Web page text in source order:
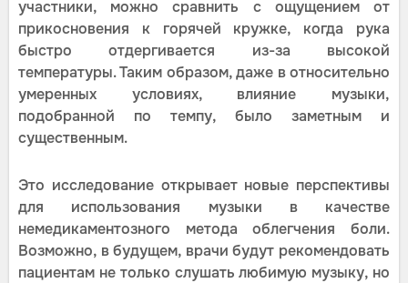
участники, можно сравнить с ощущением от
прикосновения к горячей кружке, когда рука
быстро отдергивается из-за высокой
температуры. Таким образом, даже в относительно
умеренных условиях, влияние музыки,
подобранной по темпу, было заметным и
существенным.
Это исследование открывает новые перспективы
для использования музыки в качестве
немедикаментозного метода облегчения боли.
Возможно, в будущем, врачи будут рекомендовать
пациентам не только слушать любимую музыку, но